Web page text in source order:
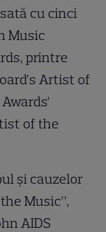
cu cinci
Music
printre
Artist of
of the
și cauzelor
Music”,
AIDS